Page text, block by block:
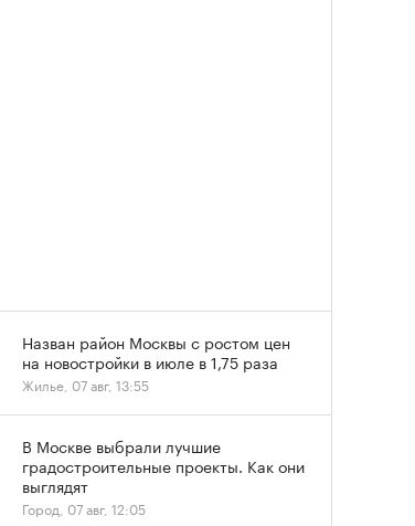
Назван район Москвы с ростом цен
на новостройки в июле в 1,75 раза
Жилье, 07 авг, 13:55
В Москве выбрали лучшие
градостроительные проекты. Как они
выглядят
Город, 07 авг, 12:05